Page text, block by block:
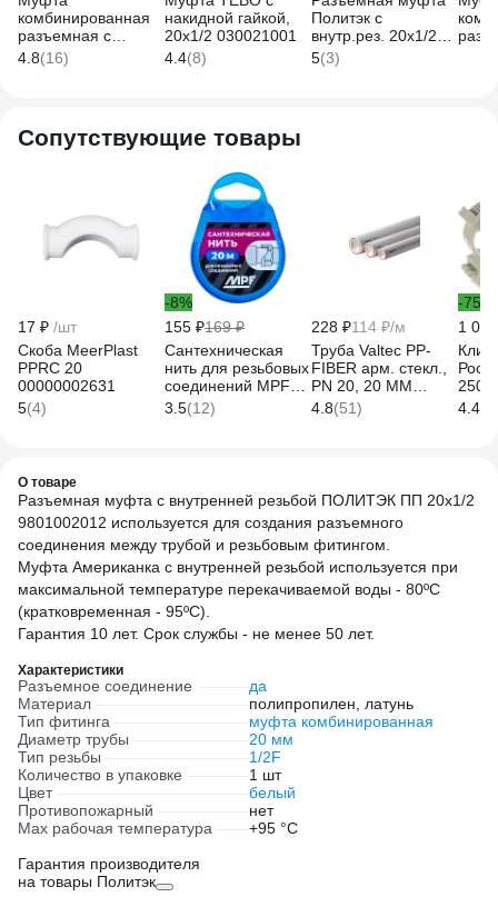
комбинированная
разъемная с
внутренней
резьбой VALFEX
4.8(16)
накидной гайкой,
20x1/2 030021001
4.4(8)
Политэк с
внутр.рез. 20x1/2
PPRC, серый
9801002012с
5(3)
Сопутствующие товары
17 ₽ /шт
Скоба MeerPlast
PPRC 20
00000002631
5(4)
-8%
155 ₽169 ₽
Сантехническая
нить для резьбовых
соединений MPF
20 метров
ИС.131453
3.5(12)
228 ₽114 ₽/м
Труба Valtec PP-
FIBER арм. стекл.,
PN 20, 20 MM
белый (2м)
VTp.700.FB20.20.02
4.8(51)
-75%
1
250
4.4
О товаре
Разъемная муфта с внутренней резьбой ПОЛИТЭК ПП 20х1/2
9801002012 используется для создания разъемного
соединения между трубой и резьбовым фитингом.
Муфта Американка с внутренней резьбой используется при
максимальной температуре перекачиваемой воды - 80ºС
(кратковременная - 95ºС).
Гарантия 10 лет. Срок службы - не менее 50 лет.
Характеристики
Разъемное соединение
да
Материал
полипропилен, латунь
Тип фитинга
муфта комбинированная
Диаметр трубы
20 мм
Тип резьбы
1/2F
Количество в упаковке
1 шт
Цвет
белый
Противопожарный
нет
Max рабочая температура
+95 °С
Гарантия производителя
на товары Политэк